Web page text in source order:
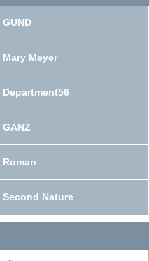
GUND
Mary Meyer
Department56
GANZ
Roman
Second Nature